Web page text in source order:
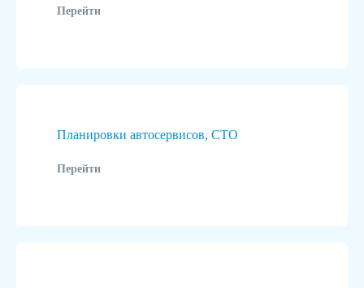
Перейти
Планировки автосервисов, СТО
Перейти